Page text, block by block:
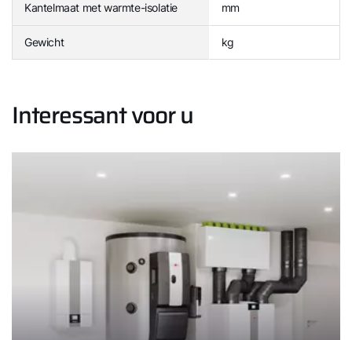
Kantelmaat met warmte-isolatie mm
Gewicht kg
Interessant voor u